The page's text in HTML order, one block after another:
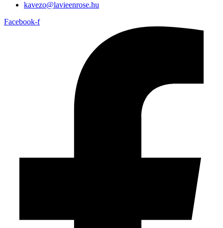
kavezo@lavieenrose.hu
Facebook-f